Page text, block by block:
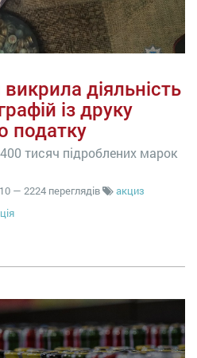
діяльність
із друку
податку
тисяч підроблених марок
— 2224 переглядів
акциз